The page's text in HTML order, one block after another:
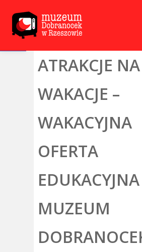
Open toolbar
ATRAKCJE NA
WAKACJE –
WAKACYJNA
OFERTA
EDUKACYJNA
MUZEUM